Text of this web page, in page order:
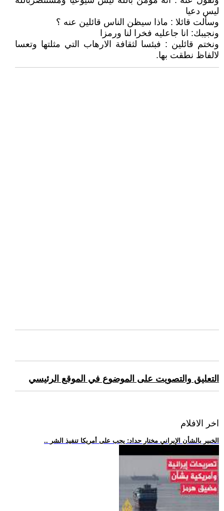
ليس دعيا
وسألت قائلا : ماذا سيظن الناس قائلين عنه ؟
ونجيبك: انا جاعليه فخرا لنا ورمزا
ونختم قائلين : فبئسا لثقافة الارهاب التي مثلتها وتعسا
لالفاظ نطقت بها.
التعليق والتصويت على الموضوع في الموقع الرئيسي
اخر الافلام
.. الخبير بالشأن الإيراني مختار حداد: يجب على أمريكا تنفيذ الشر